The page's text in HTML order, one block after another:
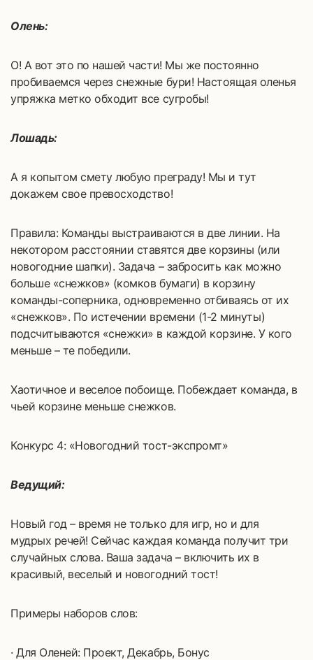
Олень:
О! А вот это по нашей части! Мы же постоянно
пробиваемся через снежные бури! Настоящая оленья
упряжка метко обходит все сугробы!
Лошадь:
А я копытом смету любую преграду! Мы и тут
докажем свое превосходство!
Правила: Команды выстраиваются в две линии. На
некотором расстоянии ставятся две корзины (или
новогодние шапки). Задача – забросить как можно
больше «снежков» (комков бумаги) в корзину
команды-соперника, одновременно отбиваясь от их
«снежков». По истечении времени (1-2 минуты)
подсчитываются «снежки» в каждой корзине. У кого
меньше – те победили.
Хаотичное и веселое побоище. Побеждает команда, в
чьей корзине меньше снежков.
Конкурс 4: «Новогодний тост-экспромт»
Ведущий:
Новый год – время не только для игр, но и для
мудрых речей! Сейчас каждая команда получит три
случайных слова. Ваша задача – включить их в
красивый, веселый и новогодний тост!
Примеры наборов слов:
· Для Оленей: Проект, Декабрь, Бонус